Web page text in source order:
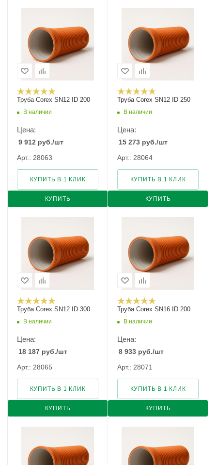
Труба Corex SN12 ID 200
В наличии
Цена:
9 912 руб./шт
Арт.: 28063
КУПИТЬ
КУПИТЬ В 1 КЛИК
Труба Corex SN12 ID 250
В наличии
Цена:
15 273 руб./шт
Арт.: 28064
КУПИТЬ
КУПИТЬ В 1 КЛИК
Труба Corex SN12 ID 300
В наличии
Цена:
18 187 руб./шт
Арт.: 28065
КУПИТЬ
КУПИТЬ В 1 КЛИК
Труба Corex SN16 ID 200
В наличии
Цена:
8 933 руб./шт
Арт.: 28071
КУПИТЬ
КУПИТЬ В 1 КЛИК